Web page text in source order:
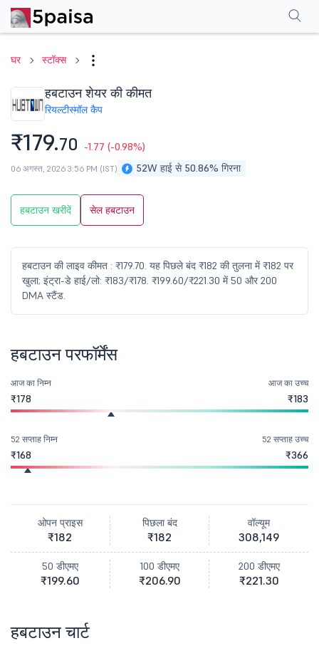
घर स्टॉक्स
हबटाउन शेयर की कीमत
रियल्टीस्मॉल कैप
₹179.70 -1.77 (-0.98%)
52W हाई से 50.86% गिरना
06 अगस्त, 2026 3:56 PM (IST)
हबटाउन खरीदें सेल हबटाउन
हबटाउन की लाइव कीमत : ₹179.70. यह पिछले बंद ₹182 की तुलना में ₹182 पर
खुला; इंट्रा-डे हाई/लो: ₹183/₹178. ₹199.60/₹221.30 में 50 और 200
DMA स्टैंड.
परफॉर्मेंसफाइनेंशियल्स सामान्य प्रश्न
हबटाउन परफॉर्मेंस
आज का निम्न
₹178
आज का उच्च
₹183
52 सप्ताह निम्न
₹168
52 सप्ताह उच्च
₹366
ओपन प्राइस
₹182
पिछला बंद
₹182
वॉल्यूम
308,149
50 डीएमए
₹199.60
100 डीएमए
₹206.90
200 डीएमए
₹221.30
हबटाउन चार्ट